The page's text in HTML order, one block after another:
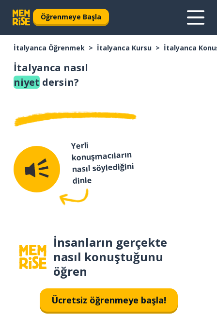
Öğrenmeye Başla
İtalyanca Öğrenmek İtalyanca Kursu İtalyanca
İtalyanca nasıl
niyet dersin?
Yerli
konuşmacıların
nasıl söylediğini
dinle
İnsanların gerçekte
nasıl konuştuğunu
öğren
Ücretsiz öğrenmeye başla!